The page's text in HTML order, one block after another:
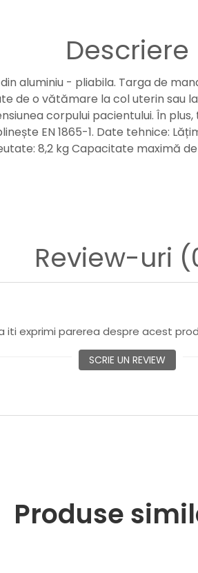
Descriere
aluminiu - pliabila. Targa de
de o vătămare la col uterin sau
corpului pacientului. În
EN 1865-1. Date tehnice:
8,2 kg Capacitate maximă de
Review-uri
iti exprimi parerea despre acest
SCRIE UN REVIEW
Produse